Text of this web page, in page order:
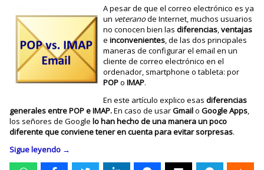
A pesar de que el correo electrónico es ya
un veteranode Internet, muchos usuarios
no conocen bien las diferencias,ventajas
e inconvenientes, de las dos principales
maneras de configurar el email en un
cliente de correo electrónico en el
ordenador, smartphone o tableta: por
POPo IMAP.
En este artículo explico esas diferencias
generales entre POP e IMAP.En caso de usarGmailoGoogle Apps,
los señores de Googlelo han hecho de una manera un poco
diferente que conviene tener en cuenta para evitar sorpresas.
Sigue leyendo →